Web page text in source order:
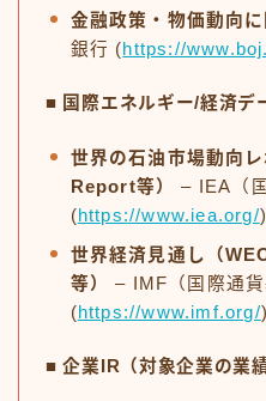
金融政策・物価動向
銀行 (https://
■ 国際エネルギー/経済デ
世界の石油市場動向
Report等）
– IEA（
(https://www.iea.org/)
世界経済見通し（
等）
– IMF（国際通貨
(https://www.imf.org/)
■ 企業IR（対象企業の業